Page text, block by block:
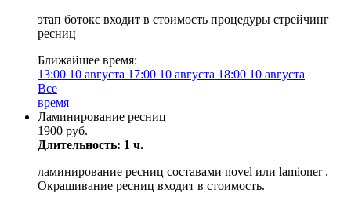
этап ботокс входит в стоимость процедуры стрейчинг
ресниц
Ближайшее время:
13:00 10 августа 17:00 10 августа 18:00 10 августа
Все
время
Ламинирование ресниц
1900 руб.
Длительность: 1 ч.
ламинирование ресниц составами novel или lamioner .
Oкрашивание ресниц входит в стоимость.